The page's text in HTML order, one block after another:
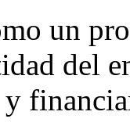
un
del
y